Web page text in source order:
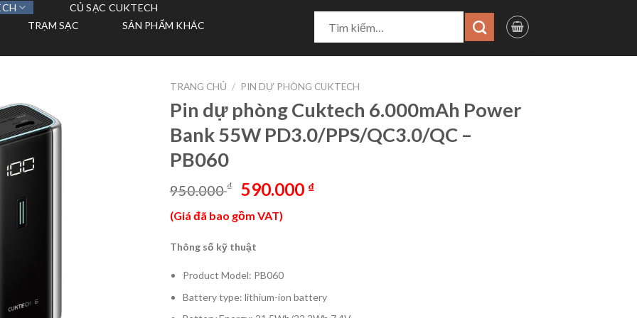
CỦ SẠC CUKTECH
TRẠM SẠC SẢN PHẨM KHÁC
kiếm:
TRANG CHỦ / PIN DỰ PHÒNG CUKTECH
Pin dự phòng Cuktech 6.000mAh Power
Bank 55W PD3.0/PPS/QC3.0/QC –
PB060
950.000₫
Giá
gốc
là:
950.000 ₫.
590.000 ₫Giá
(Giá đã bao gồm VAT)
Thông số kỹ thuật
Product Model: PB060
Battery type: lithium-ion battery